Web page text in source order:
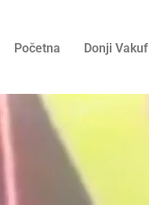
Početna Donji Vakuf